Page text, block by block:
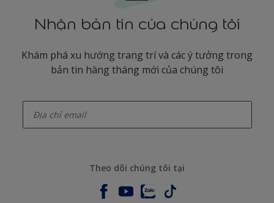
Nhận bản tin của chúng tôi
Khám phá xu hướng trang trí và các ý tưởng trong
bản tin hàng tháng mới của chúng tôi
Theo dõi chúng tôi tại